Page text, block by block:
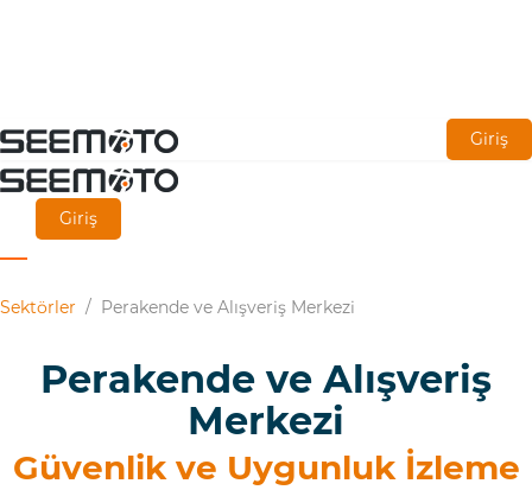
Ana
içeriğe
Giriş
Giriş
Sektörler / Perakende ve Alışveriş Merkezi
Perakende ve Alışveriş
Merkezi
Güvenlik ve Uygunluk İzleme